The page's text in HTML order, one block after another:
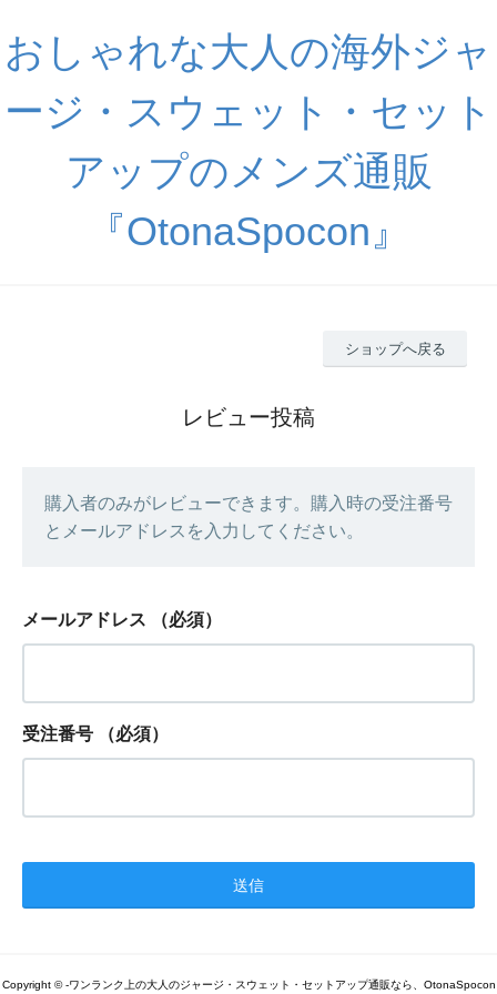
おしゃれな大人の海外ジャ
ージ・スウェット・セット
アップのメンズ通販
『OtonaSpocon』
ショップへ戻る
レビュー投稿
購入者のみがレビューできます。購入時の受注番号
とメールアドレスを入力してください。
メールアドレス （必須）
受注番号 （必須）
Copyright © -ワンランク上の大人のジャージ・スウェット・セットアップ通販なら、OtonaSpocon